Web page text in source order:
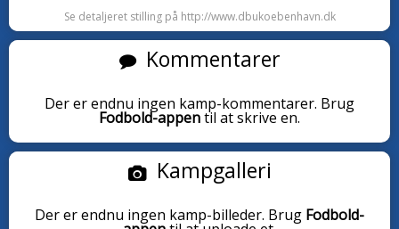
Se detaljeret stilling på http://www.dbukoebenhavn.dk
Kommentarer
Der er endnu ingen kamp-kommentarer. Brug
Fodbold-appentil at skrive en.
Kampgalleri
Der er endnu ingen kamp-billeder. Brug Fodbold-